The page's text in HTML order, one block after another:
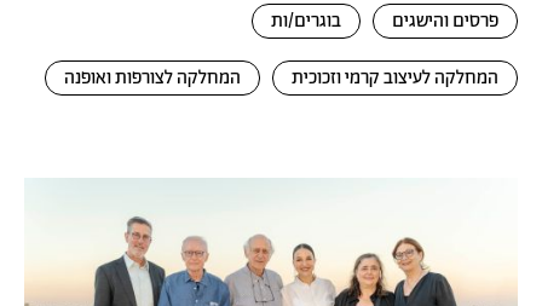
פרסים והישגים בוגרים/ות
המחלקה לעיצוב קרמי וזכוכית המחלקה לצורפות ואופנה